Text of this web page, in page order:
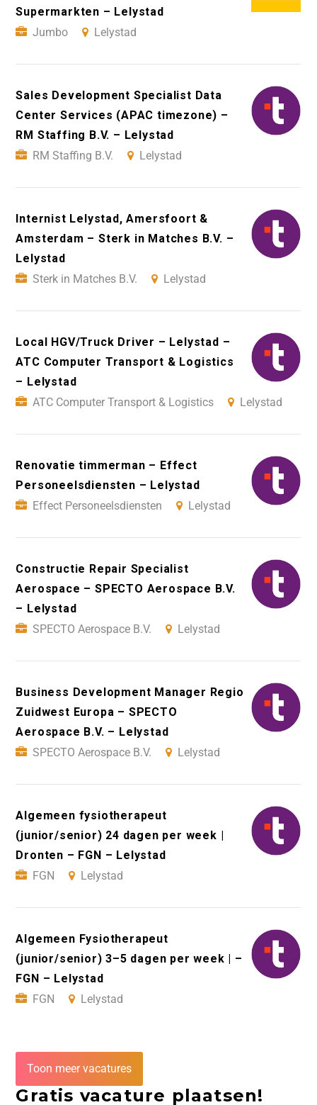
Supermarkten – Lelystad
Jumbo
Lelystad
Sales Development Specialist Data
Center Services (APAC timezone) –
RM Staffing B.V. – Lelystad
RM Staffing B.V.
Lelystad
Internist Lelystad, Amersfoort &
Amsterdam – Sterk in Matches B.V. –
Lelystad
Sterk in Matches B.V.
Lelystad
Local HGV/Truck Driver – Lelystad –
ATC Computer Transport & Logistics
– Lelystad
ATC Computer Transport & Logistics
Lelystad
Renovatie timmerman – Effect
Personeelsdiensten – Lelystad
Effect Personeelsdiensten
Lelystad
Constructie Repair Specialist
Aerospace – SPECTO Aerospace B.V.
– Lelystad
SPECTO Aerospace B.V.
Lelystad
Business Development Manager Regio
Zuidwest Europa – SPECTO
Aerospace B.V. – Lelystad
SPECTO Aerospace B.V.
Lelystad
Algemeen fysiotherapeut
(junior/senior) 24 dagen per week |
Dronten – FGN – Lelystad
FGN
Lelystad
Algemeen Fysiotherapeut
(junior/senior) 3–5 dagen per week | –
FGN – Lelystad
FGN
Lelystad
Toon meer vacatures
Gratis vacature plaatsen!